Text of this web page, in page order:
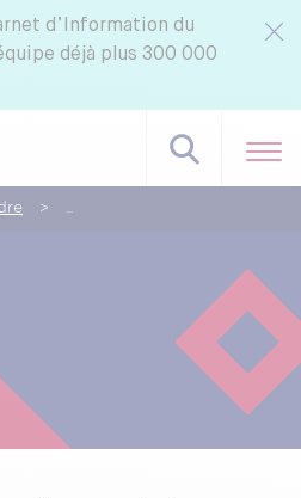
d’Information du
déjà plus 300 000
>